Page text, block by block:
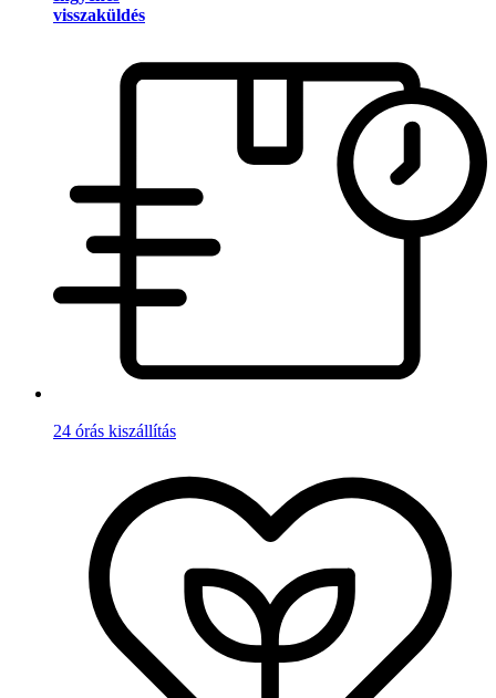
visszaküldés
24 órás kiszállítás